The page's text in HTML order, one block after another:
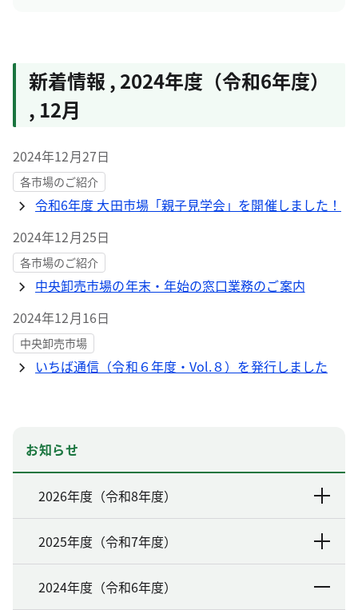
新着情報 , 2024年度（令和6年度）
, 12月
2024年12月27日
各市場のご紹介
令和6年度 大田市場「親子見学会」を開催しました！
2024年12月25日
各市場のご紹介
中央卸売市場の年末・年始の窓口業務のご案内
2024年12月16日
中央卸売市場
いちば通信（令和６年度・Vol.８）を発行しました
お知らせ
2026年度（令和8年度）
2025年度（令和7年度）
2024年度（令和6年度）